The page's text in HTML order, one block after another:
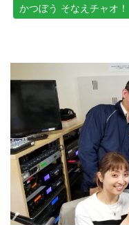
かつぼう そなえチャオ！